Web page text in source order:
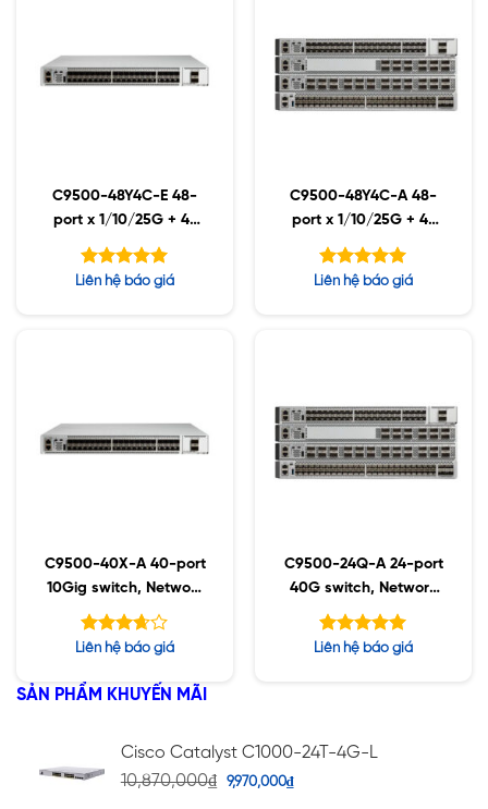
C9500-48Y4C-E 48-
port x 1/10/25G + 4-
port 40/100G,
Essential
Được xếp
Liên hệ báo giá
C9500-48Y4C-A 48-
port x 1/10/25G + 4-
port 40/100G,
Advantage
Được xếp
Liên hệ báo giá
C9500-40X-A 40-port
10Gig switch, Network
Advantage
Được
hạng
3.675
Liên hệ báo giá
C9500-24Q-A 24-port
40G switch, Network
Advantage
Được xếp
Liên hệ báo giá
SẢN PHẨM KHUYẾN MÃI
Cisco Catalyst C1000-24T-4G-L
10,870,000₫ 9,970,000₫